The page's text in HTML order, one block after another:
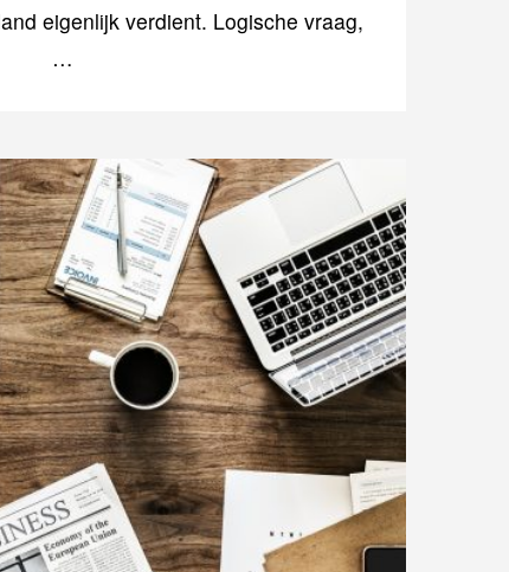
eigenlijk verdient. Logische vraag,
…